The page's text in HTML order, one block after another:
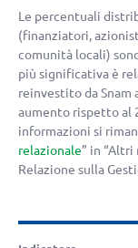
Le percentuali
(finanziatori,
comunità locali)
più significativa è
reinvestito da Snam
aumento rispetto al
informazioni si
relazionale” in
Relazione sulla